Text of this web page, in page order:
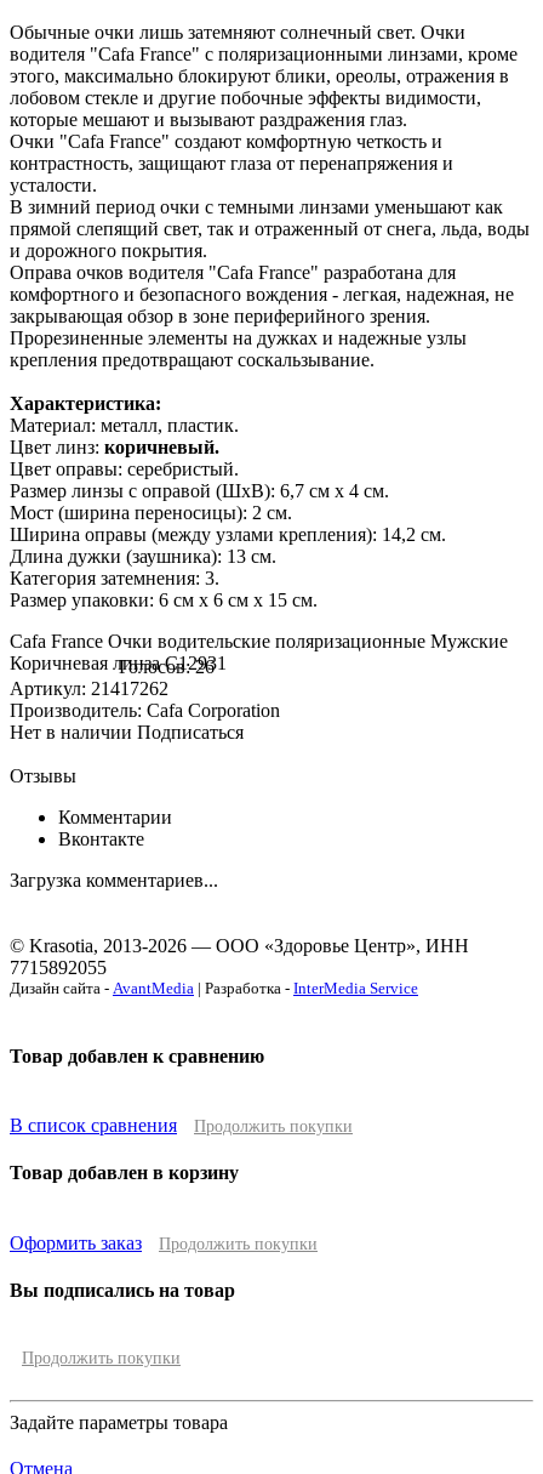
Обычные очки лишь затемняют солнечный свет. Очки
водителя "Cafa France" с поляризационными линзами, кроме
этого, максимально блокируют блики, ореолы, отражения в
лобовом стекле и другие побочные эффекты видимости,
которые мешают и вызывают раздражения глаз.
Очки "Cafa France" создают комфортную четкость и
контрастность, защищают глаза от перенапряжения и
усталости.
В зимний период очки с темными линзами уменьшают как
прямой слепящий свет, так и отраженный от снега, льда, воды
и дорожного покрытия.
Оправа очков водителя "Cafa France" разработана для
комфортного и безопасного вождения - легкая, надежная, не
закрывающая обзор в зоне периферийного зрения.
Прорезиненные элементы на дужках и надежные узлы
крепления предотвращают соскальзывание.
Характеристика:
Материал: металл, пластик.
Цвет линз: коричневый.
Цвет оправы: серебристый.
Размер линзы с оправой (ШхВ): 6,7 см х 4 см.
Мост (ширина переносицы): 2 см.
Ширина оправы (между узлами крепления): 14,2 см.
Длина дужки (заушника): 13 см.
Категория затемнения: 3.
Размер упаковки: 6 см х 6 см х 15 см.
Cafa France Очки водительские поляризационные Мужские
Коричневая линза С12931
Голосов: 26
Артикул: 21417262
Производитель: Cafa Corporation
Нет в наличии Подписаться
Отзывы
Комментарии
Вконтакте
Загрузка комментариев...
© Krasotia, 2013-2026 — ООО «Здоровье Центр», ИНН
7715892055
Дизайн сайта - AvantMedia | Разработка - InterMedia Service
Товар добавлен к сравнению
В список сравнения Продолжить покупки
Товар добавлен в корзину
Оформить заказ Продолжить покупки
Вы подписались на товар
Продолжить покупки
Задайте параметры товара
Отмена